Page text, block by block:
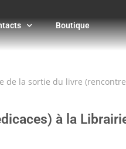
Boutique
de la sortie du livre
à la